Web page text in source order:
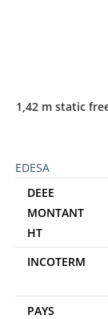
1,42 m static
EDESA
DEEE
MONTANT
HT
INCOTERM
PAYS